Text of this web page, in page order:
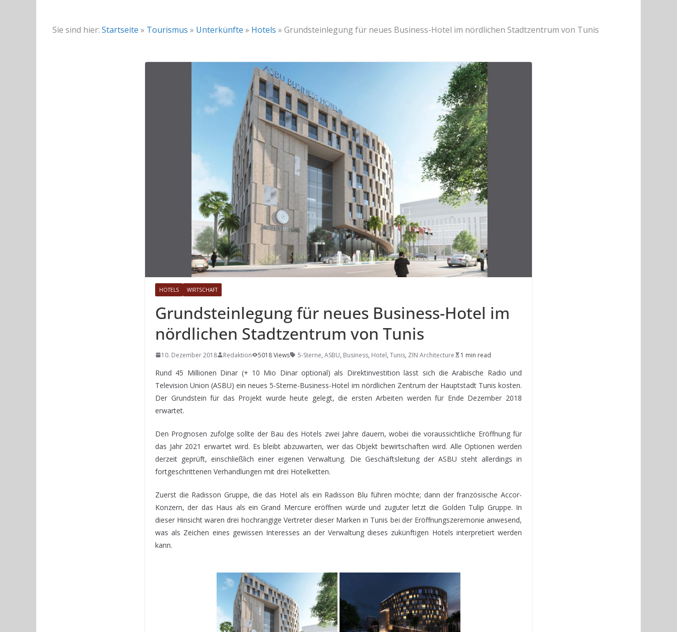
Sie sind hier: Startseite » Tourismus » Unterkünfte » Hotels » Grundsteinlegung für neues Business-Hotel im nördlichen Stadtzentrum von Tunis
HOTELS WIRTSCHAFT
Grundsteinlegung für neues Business-Hotel im
nördlichen Stadtzentrum von Tunis
10. Dezember 2018 Redaktion 5018 Views 5-Sterne, ASBU, Business, Hotel, Tunis, ZIN Architecture 1 min read
Rund 45 Millionen Dinar (+ 10 Mio Dinar optional) als Direktinvestition lässt sich die Arabische Radio und
Television Union (ASBU) ein neues 5-Sterne-Business-Hotel im nördlichen Zentrum der Hauptstadt Tunis kosten.
Der Grundstein für das Projekt wurde heute gelegt, die ersten Arbeiten werden für Ende Dezember 2018
erwartet.
Den Prognosen zufolge sollte der Bau des Hotels zwei Jahre dauern, wobei die voraussichtliche Eröffnung für
das Jahr 2021 erwartet wird. Es bleibt abzuwarten, wer das Objekt bewirtschaften wird. Alle Optionen werden
derzeit geprüft, einschließlich einer eigenen Verwaltung. Die Geschäftsleitung der ASBU steht allerdings in
fortgeschrittenen Verhandlungen mit drei Hotelketten.
Zuerst die Radisson Gruppe, die das Hotel als ein Radisson Blu führen möchte; dann der französische Accor-
Konzern, der das Haus als ein Grand Mercure eröffnen würde und zuguter letzt die Golden Tulip Gruppe. In
dieser Hinsicht waren drei hochrangige Vertreter dieser Marken in Tunis bei der Eröffnungszeremonie anwesend,
was als Zeichen eines gewissen Interesses an der Verwaltung dieses zukünftigen Hotels interpretiert werden
kann.